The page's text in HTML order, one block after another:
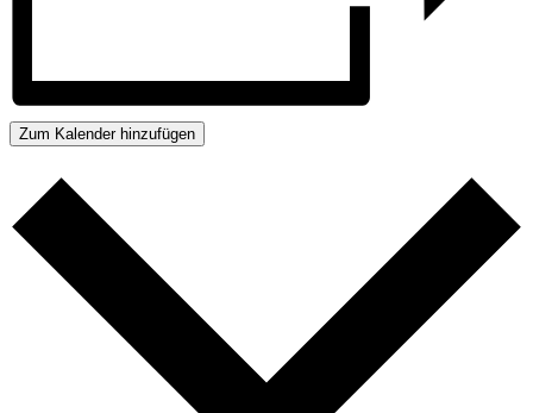
Zum Kalender hinzufügen